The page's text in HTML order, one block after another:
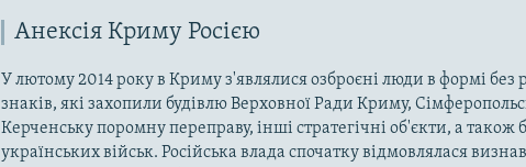
Анексія Криму Росією
У лютому 2014 року в Криму з'являлися озброєні люди в формі без
знаків, які захопили будівлю Верховної Ради Криму,
Керченську поромну переправу, інші стратегічні об'єкти, а також
українських військ. Російська влада спочатку відмовлялася